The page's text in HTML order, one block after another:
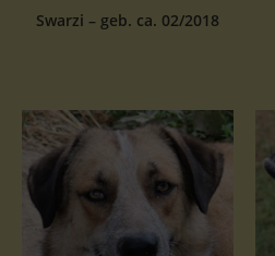
Swarzi – geb. ca. 02/2018